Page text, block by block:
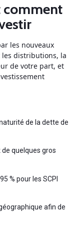
comment
les nouveaux
les distributions, la
de votre part, et
de la dette de
quelques gros
% pour les SCPI
afin de